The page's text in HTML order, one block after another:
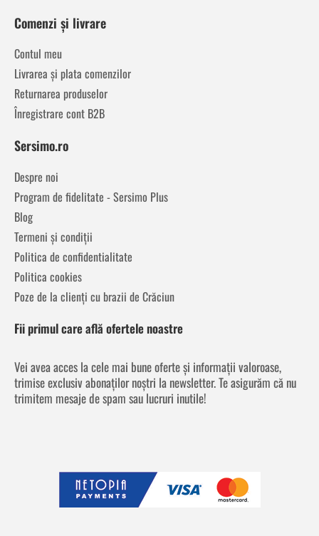
Comenzi și livrare
Contul meu
Livrarea și plata comenzilor
Returnarea produselor
Înregistrare cont B2B
Sersimo.ro
Despre noi
Program de fidelitate - Sersimo Plus
Blog
Termeni și condiții
Politica de confidentialitate
Politica cookies
Poze de la clienți cu brazii de Crăciun
Fii primul care află ofertele noastre
Vei avea acces la cele mai bune oferte și informații valoroase,
trimise exclusiv abonaților noștri la newsletter. Te asigurăm că nu
trimitem mesaje de spam sau lucruri inutile!